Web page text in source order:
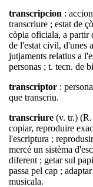
transcripcion :
transcriure ; estat de
còpia oficiala, a partir
de l'estat civil, d'unes
jutjaments relatius a
personas ; t. tecn. de
transcriptor :
que transcriu.
transcriure (v. tr.)
copiar, reproduire
l'escriptura ;
mercé un sistèma
diferent ; getar sul
passa pel cap ;
musicala.